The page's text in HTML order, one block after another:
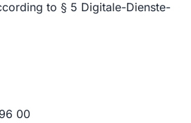
to § 5 Digitale-Dienste-
00